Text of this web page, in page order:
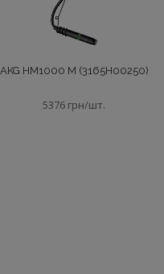
AKG HM1000 M (3165H00250)
5376 грн/шт.